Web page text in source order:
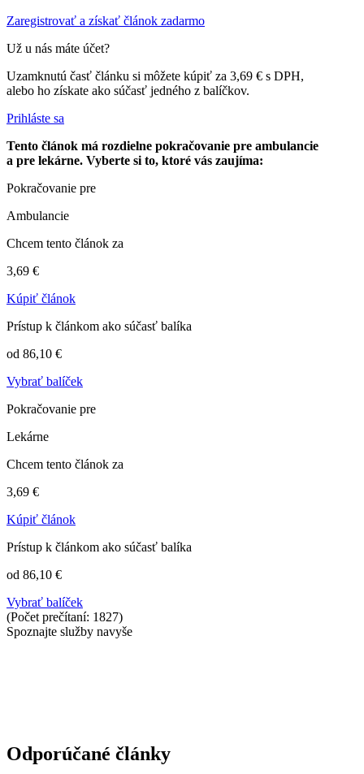
Zaregistrovať a získať článok zadarmo
Už u nás máte účet?
Uzamknutú časť článku si môžete kúpiť za 3,69 € s DPH,
alebo ho získate ako súčasť jedného z balíčkov.
Prihláste sa
Tento článok má rozdielne pokračovanie pre ambulancie
a pre lekárne. Vyberte si to, ktoré vás zaujíma:
Pokračovanie pre
Ambulancie
Chcem tento článok za
3,69 €
Kúpiť článok
Prístup k článkom ako súčasť balíka
od 86,10 €
Vybrať balíček
Pokračovanie pre
Lekárne
Chcem tento článok za
3,69 €
Kúpiť článok
Prístup k článkom ako súčasť balíka
od 86,10 €
Vybrať balíček
(Počet prečítaní: 1827)
Spoznajte služby navyše
Odporúčané články